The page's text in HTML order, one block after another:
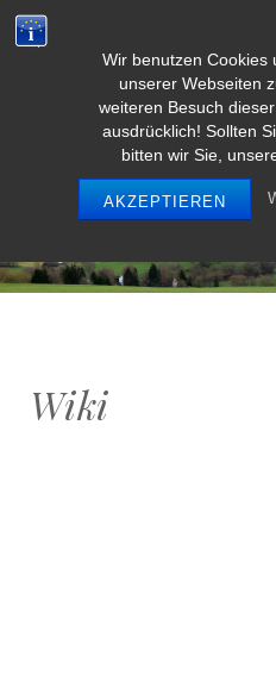
Wir benutzen Cookies
unserer Webseiten
weiteren Besuch
ausdrücklich! Sollten
bitten wir Sie,
AKZEPTIEREN
Wiki